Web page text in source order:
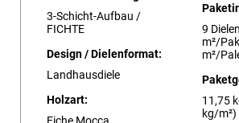
3-Schicht-Aufbau /
FICHTE
Design / Dielenformat:
Landhausdiele
Holzart:
9
m²/
m²/
11,75
kg/m²)